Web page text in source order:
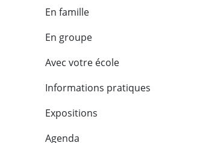
En famille
En groupe
Avec votre école
Informations pratiques
Expositions
Agenda